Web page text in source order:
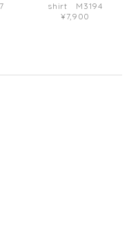
shirt M3194
¥7,900